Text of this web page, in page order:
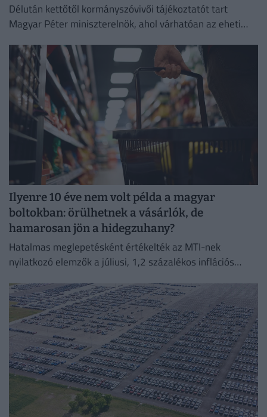
Délután kettőtől kormányszóvivői tájékoztatót tart
Magyar Péter miniszterelnök, ahol várhatóan az eheti
kerül a fókuszba.
Ilyenre 10 éve nem volt példa a magyar
boltokban: örülhetnek a vásárlók, de
hamarosan jön a hidegzuhany?
Hatalmas meglepetésként értékelték az MTI-nek
nyilatkozó elemzők a júliusi, 1,2 százalékos inflációs